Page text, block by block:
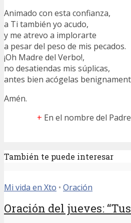
Animado con esta confianza,
a Ti también yo acudo,
y me atrevo a implorarte
a pesar del peso de mis pecados.
¡Oh Madre del Verbo!,
no desatiendas mis súplicas,
antes bien acógelas
Amén.
+ En el nombre del
También te puede interesar
Mi vida en Xto • Oración
Oración del jueves: